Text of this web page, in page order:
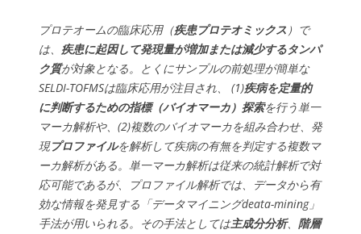
プロテオームの臨床応用（疾患プロテオミックス ）で
は、 疾患に起因して発現量が増加または減少するタンパ
ク質が対象となる。とくにサンプルの前処理が簡単な
SELDI-TOFMSは臨床応用が注目され、 (1)疾病を定量的
に判断するための指標（バイオマーカ）探索を行う単一
マーカ解析や、(2)複数のバイオマーカを組み合わせ、発
現プロファイルを解析して疾病の有無を判定する複数マ
ーカ解析がある。単一マーカ解析は従来の統計解析で対
応可能であるが、プロファイル解析では、データから有
効な情報を発見する「データマイニングdeata-mining」
手法が用いられる。その手法としては主成分分析、 階層